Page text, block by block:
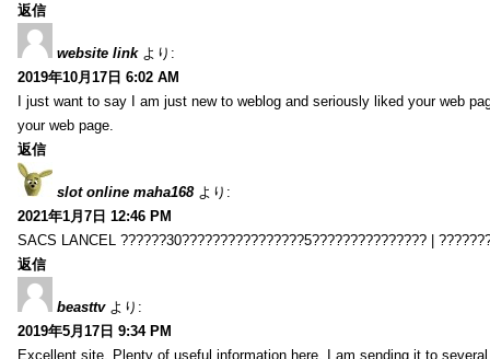
返信
website link より:
2019年10月17日 6:02 AM
I just want to say I am just new to weblog and seriously liked your web
your web page.
返信
slot online maha168 より:
2021年1月7日 12:46 PM
SACS LANCEL ??????30????????????????5??????????????? |
返信
beasttv より:
2019年5月17日 9:34 PM
Excellent site. Plenty of useful information here. I am sending it to